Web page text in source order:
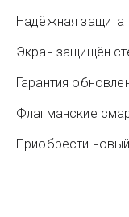
Надёжная защита
Экран защищён
Гарантия
Флагманские
Приобрести